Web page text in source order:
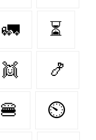
🚛 ⏳
👯 🍤
🍔 ⏲